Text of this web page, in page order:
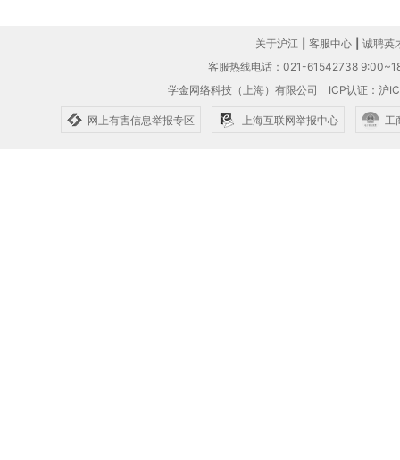
关于沪江 客服中心
诚聘英
客服热线电话：021-61542738
学金网络科技（上海）有限公司 ICP认证：沪
网上有害信息举报专区 上海互联网举报中心 工